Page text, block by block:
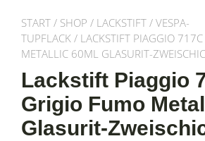
START / SHOP / LACKSTIFT / VESPA-
TUPFLACK / LACKSTIFT PIAGGIO
METALLIC 60ML GLASURIT-
Lackstift Piaggio
Grigio Fumo
Glasurit-